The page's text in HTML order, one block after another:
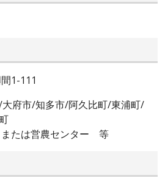
1-111
府市/知多市/阿久比町/東浦町/
または営農センター 等